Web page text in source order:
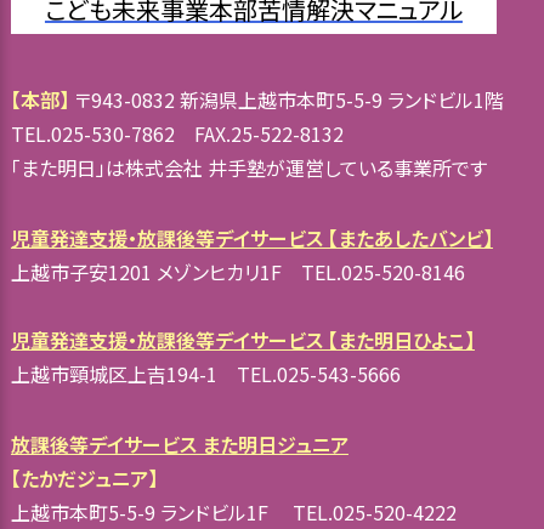
こども未来事業本部苦情解決マニュアル
【本部】 〒943-0832 新潟県上越市本町5-5-9 ランドビル1階
TEL.025-530-7862 FAX.25-522-8132
「また明日」は株式会社 井手塾が運営している事業所です
児童発達支援・放課後等デイサービス 【またあしたバンビ】
上越市子安1201 メゾンヒカリ1F TEL.025-520-8146
児童発達支援・放課後等デイサービス 【また明日ひよこ】
上越市頸城区上吉194-1 TEL.025-543-5666
放課後等デイサービス また明日ジュニア
【たかだジュニア】
上越市本町5-5-9 ランドビル1F TEL.025-520-4222